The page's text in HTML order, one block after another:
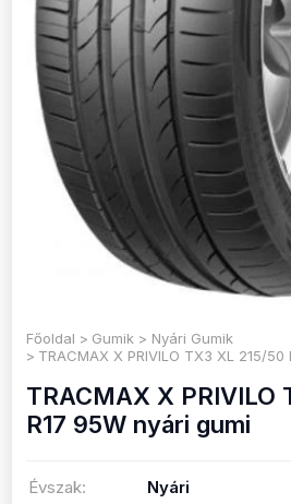
Főoldal Gumik
Nyári Gumik
TRACMAX X PRIVILO TX3 XL 215/
TRACMAX X PRIVILO
R17 95W nyári gumi
Évszak:
Nyári